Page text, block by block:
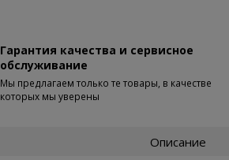
Гарантия качества и сервисное
обслуживание
Мы предлагаем только те товары, в качестве
которых мы уверены
Описание